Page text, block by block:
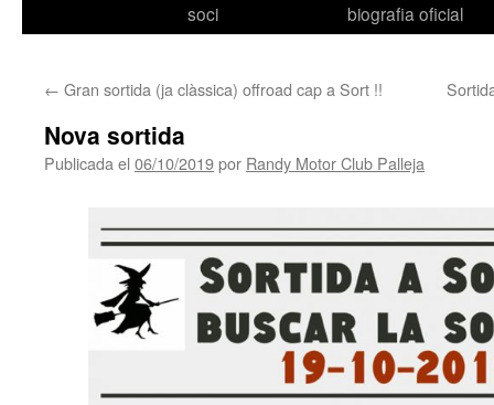
soci
biografia oficial
← Gran sortida (ja clàssica) offroad cap a Sort !!
Nova sortida
Publicada el 06/10/2019por Randy Motor Club Palleja